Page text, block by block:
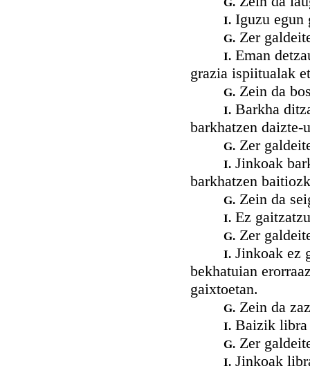
I. Iguzu egun
G. Zer
I. Eman
grazia ispiitualak
G. Zein da
I. Barkha
barkhatzen daizte-
G. Zer
I. Jinkoak
barkhatzen
G. Zein da
I. Ez
G. Zer
I. Jinkoak ez
bekhatuian
gaixtoetan.
G. Zein da
I. Baizik libra
G. Zer
I. Jinkoak